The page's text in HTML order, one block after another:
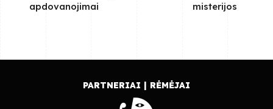
apdovanojimai
misterijos
PARTNERIAI | RĖMĖJAI